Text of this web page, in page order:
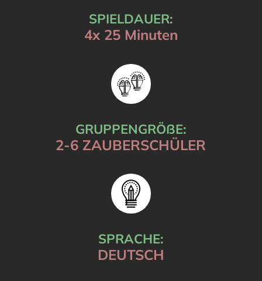
SPIELDAUER:
4x 25 Minuten
GRUPPENGRÖßE:
2-6 ZAUBERSCHÜLER
SPRACHE:
DEUTSCH